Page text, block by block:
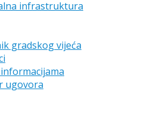
infrastruktura
gradskog vijeća
ugovora